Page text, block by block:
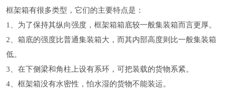
框架箱有很多类型，它们的主要特点是：
1、为了保持其纵向强度，框架箱箱底较一般集装箱而言更厚。
2、箱底的强度比普通集装箱大，而其内部高度则比一般集装箱
低。
3、在下侧梁和角柱上设有系环，可把装载的货物系紧。
4、框架箱没有水密性，怕水湿的货物不能装运。